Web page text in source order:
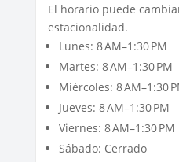
El horario puede
estacionalidad.
Lunes: 8 AM–1:30 PM
Martes: 8 AM–1:30 PM
Miércoles: 8 AM–1:30
Jueves: 8 AM–1:30 PM
Viernes: 8 AM–1:30 PM
Sábado: Cerrado